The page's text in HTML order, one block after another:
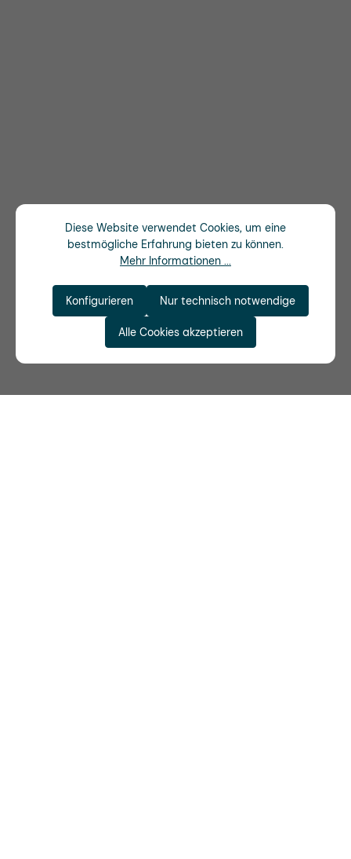
Diese Website verwendet Cookies, um eine
bestmögliche Erfahrung bieten zu können.
Mehr Informationen ...
Nur technisch notwendige
Konfigurieren
Alle Cookies akzeptieren